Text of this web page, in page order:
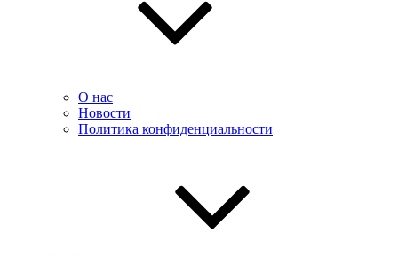
О нас
Новости
Политика конфиденциальности